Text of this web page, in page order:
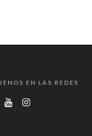
EN LAS REDES